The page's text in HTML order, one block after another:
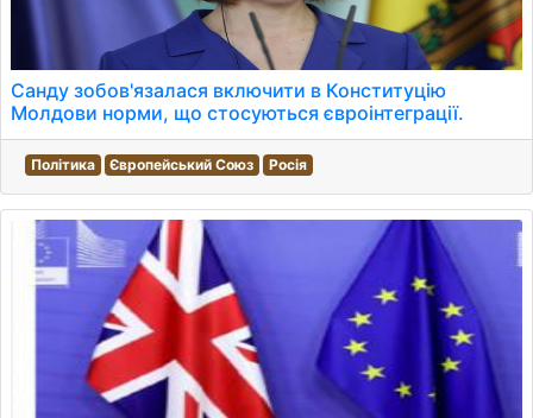
Санду зобов'язалася включити в Конституцію
Молдови норми, що стосуються євроінтеграції.
Політика Європейський Союз Росія